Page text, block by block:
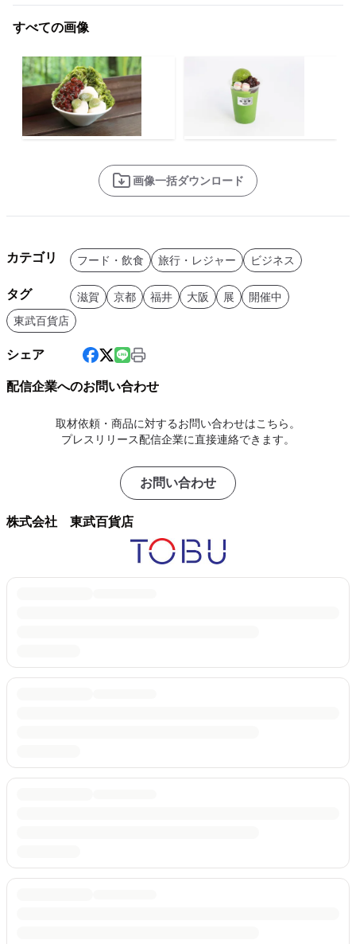
すべての画像
画像一括ダウンロード
カテゴリ フード・飲食 旅行・レジャー ビジネス
タグ 滋賀 京都 福井 大阪 展
開催中
東武百貨店
シェア
配信企業へのお問い合わせ
取材依頼・商品に対するお問い合わせはこちら。
プレスリリース配信企業に直接連絡できます。
お問い合わせ
株式会社 東武百貨店